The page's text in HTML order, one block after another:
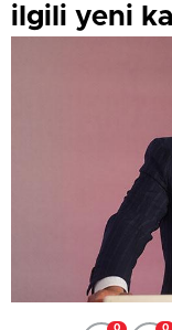
ilgili yeni